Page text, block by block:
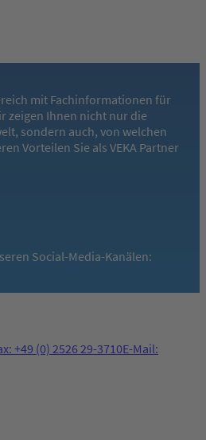
mit Fachinformationen für
zeigen Ihnen nicht nur die
sondern auch, von welchen
Vorteilen Sie als VEKA Partner
Social-Media-Kanälen:
+49 (0) 2526 29-3710E-Mail: